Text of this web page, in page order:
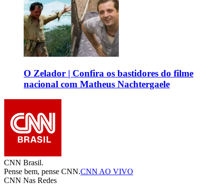
O Zelador | Confira os bastidores do filme
nacional com Matheus Nachtergaele
CNN Brasil.
Pense bem, pense CNN.CNN AO VIVO
CNN Nas Redes